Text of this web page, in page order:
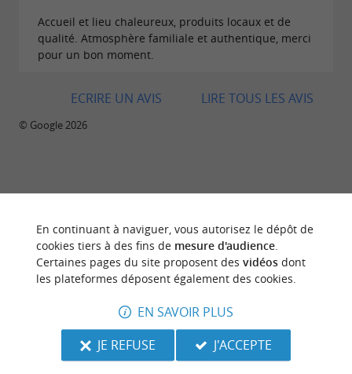
Accueil et lieu chaleureux, produits locaux et de
qualité. Atmosphère familiale et authentique, merci
pour un bon moment.
LIRE TOUS LES AVIS
ECRIRE UN AVIS
© Google 2026
En continuant à naviguer, vous autorisez le dépôt de
cookies tiers à des fins de mesure d'audience.
Certaines pages du site proposent des vidéosdont
les plateformes déposent également des cookies.
EN SAVOIR PLUS
JE REFUSE
J'ACCEPTE